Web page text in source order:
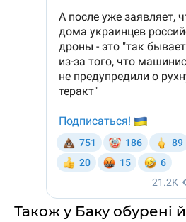
Також у Баку обурені